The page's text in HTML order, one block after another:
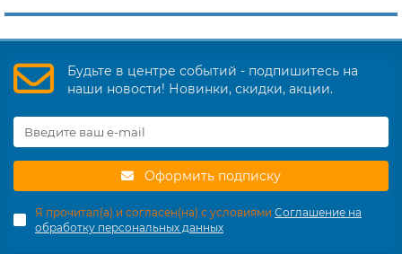
Будьте в центре событий - подпишитесь на
наши новости! Новинки, скидки, акции.
Оформить подписку
Я прочитал(а) и согласен(на) с условиями Соглашение на
обработку персональных данных